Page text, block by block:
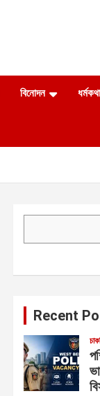
বিনোদন ধর্মকথা
Recent